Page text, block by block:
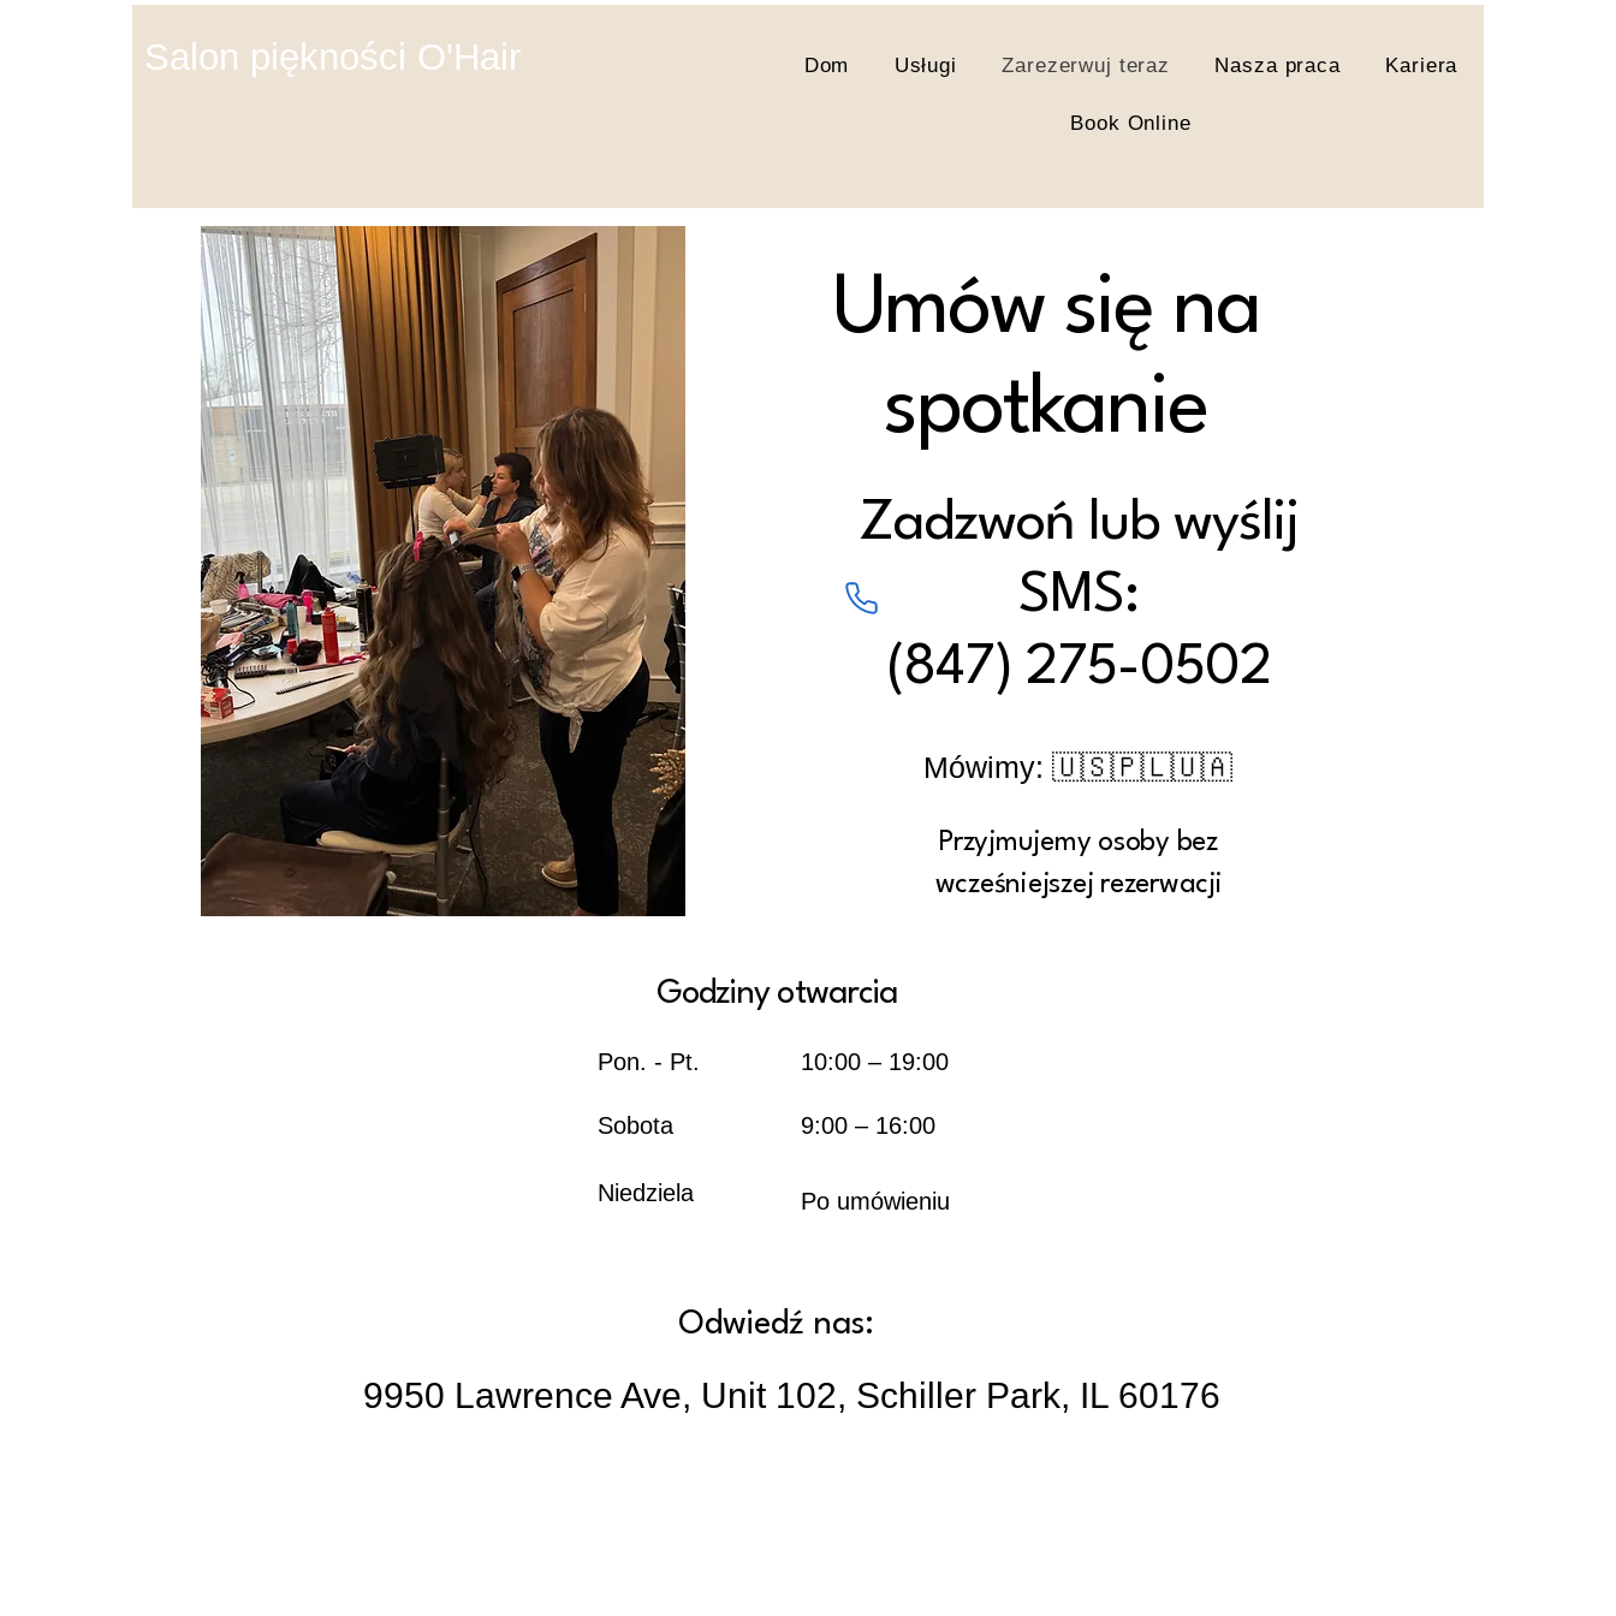
Salon piękności O'Hair Dom Usługi Zarezerwuj teraz Nasza praca Kariera
Book Online
Umów się na
spotkanie
Zadzwoń lub wyślij
SMS:
(847) 275-0502
Mówimy: 🇺🇸🇵🇱🇺🇦
Przyjmujemy osoby bez
wcześniejszej rezerwacji
Godziny otwarcia
Pon. - Pt.
Sobota
Niedziela
10:00 – 19:00
9:00 – 16:00
Po umówieniu
Odwiedź nas:
9950 Lawrence Ave, Unit 102, Schiller Park, IL 60176